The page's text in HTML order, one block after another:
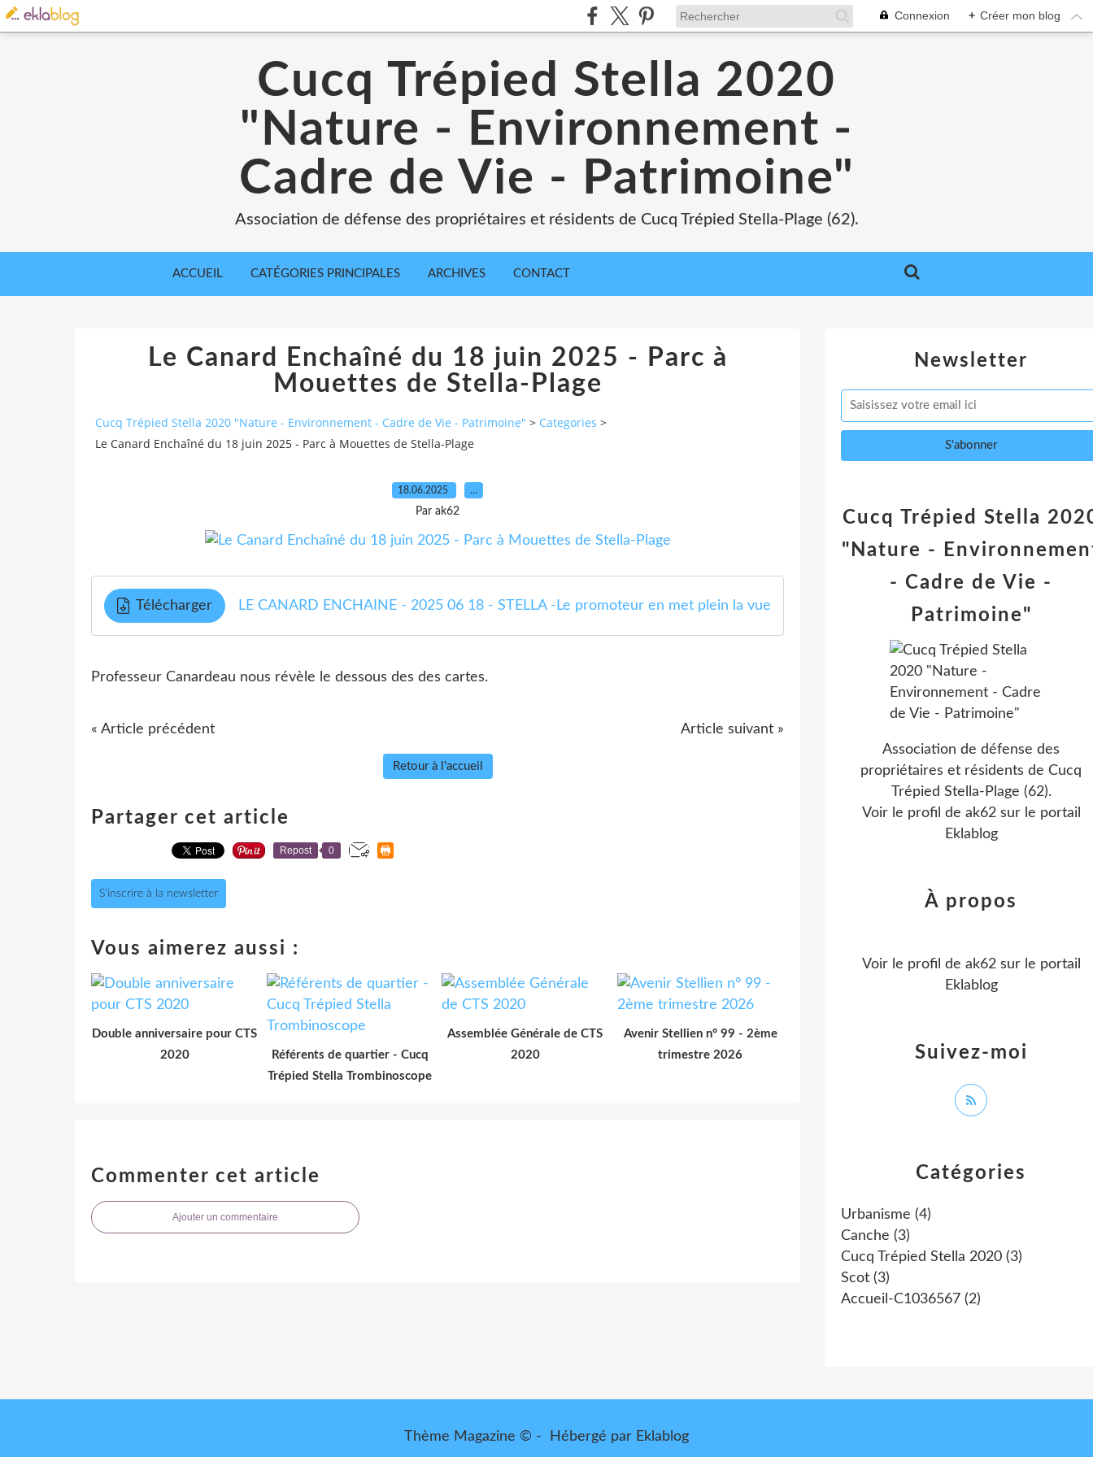
Connexion + Créer mon blog
Cucq Trépied Stella 2020
"Nature - Environnement -
Cadre de Vie - Patrimoine"
Association de défense des propriétaires et résidents de Cucq Trépied Stella-Plage (62).
ACCUEIL CATÉGORIES PRINCIPALES ARCHIVES CONTACT
Le Canard Enchaîné du 18 juin 2025 - Parc à
Mouettes de Stella-Plage
Cucq Trépied Stella 2020 "Nature - Environnement - Cadre de Vie - Patrimoine" > Categories >
Le Canard Enchaîné du 18 juin 2025 - Parc à Mouettes de Stella-Plage
18.06.2025 …
Par ak62
Télécharger LE CANARD ENCHAINE - 2025 06 18 - STELLA -Le promoteur en met plein la vue
Professeur Canardeau nous révèle le dessous des des cartes.
« Article précédent Article suivant »
Retour à l'accueil
Partager cet article
Repost 0
S'inscrire à la newsletter
Vous aimerez aussi :
Double anniversaire pour CTS
2020
Référents de quartier - Cucq
Trépied Stella Trombinoscope
Assemblée Générale de CTS
2020
Avenir Stellien n° 99 - 2ème
trimestre 2026
Commenter cet article
Ajouter un commentaire
Newsletter
Catégories
Urbanisme (4)
Canche (3)
Cucq Trépied Stella 2020 (3)
Scot (3)
Accueil-C1036567 (2)
Cucq Trépied Stella
"Nature -
- Cadre de Vie -
Patrimoine"
Association de défense des
propriétaires et résidents de Cucq
Trépied Stella-Plage (62).
Voir le profil de ak62sur le portail
Eklablog
Suivez-moi
À propos
Voir le profil de ak62sur le portail
Eklablog
Thème Magazine © - Hébergé par Eklablog